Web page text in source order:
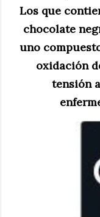
Los que
chocolate
uno
oxidación
tensión